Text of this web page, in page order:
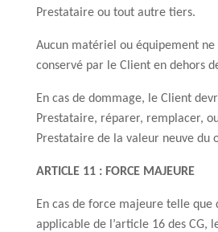
Prestataire ou tout autre tiers.
Aucun matériel ou équipement
conservé par le Client en dehors
En cas de dommage, le Client
Prestataire, réparer, remplacer,
Prestataire de la valeur neuve du
ARTICLE 11 : FORCE MAJEURE
En cas de force majeure telle que
applicable de l’article 16 des CG,